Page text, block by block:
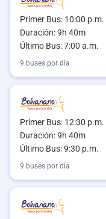
Primer Bus: 10:00 p.m.
Duración: 9h 40m
Último Bus: 7:00 a.m.
9 buses por día
Primer Bus: 12:30 p.m.
Duración: 9h 40m
Último Bus: 9:30 p.m.
9 buses por día